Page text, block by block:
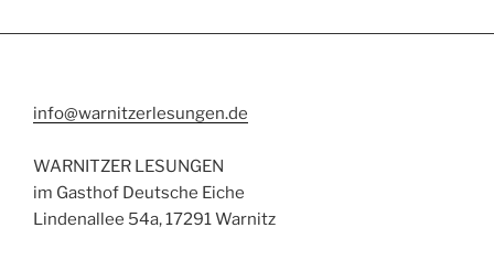
info@warnitzerlesungen.de
WARNITZER LESUNGEN
im Gasthof Deutsche Eiche
Lindenallee 54a, 17291 Warnitz